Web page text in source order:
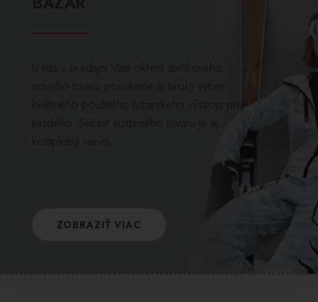
U nás v predajni Vám okrem špičkového
nového tovaru ponúkame aj široký výber
kvalitného použitého lyžiarskeho výstroja pre
každého. Súčasť jazdeného tovaru je aj
kompletný servis.
ZOBRAZIŤ VIAC